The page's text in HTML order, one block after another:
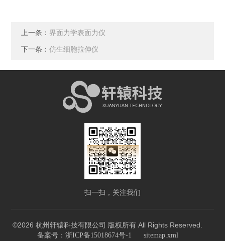
上一条：界面力学表面力仪
下一条：仿生细胞拉伸仪
扫一扫，关注我们
©2026 杭州轩辕科技有限公司 版权所有 All Rights Reserved.
备案号：浙ICP备15018674号-1 sitemap.xml